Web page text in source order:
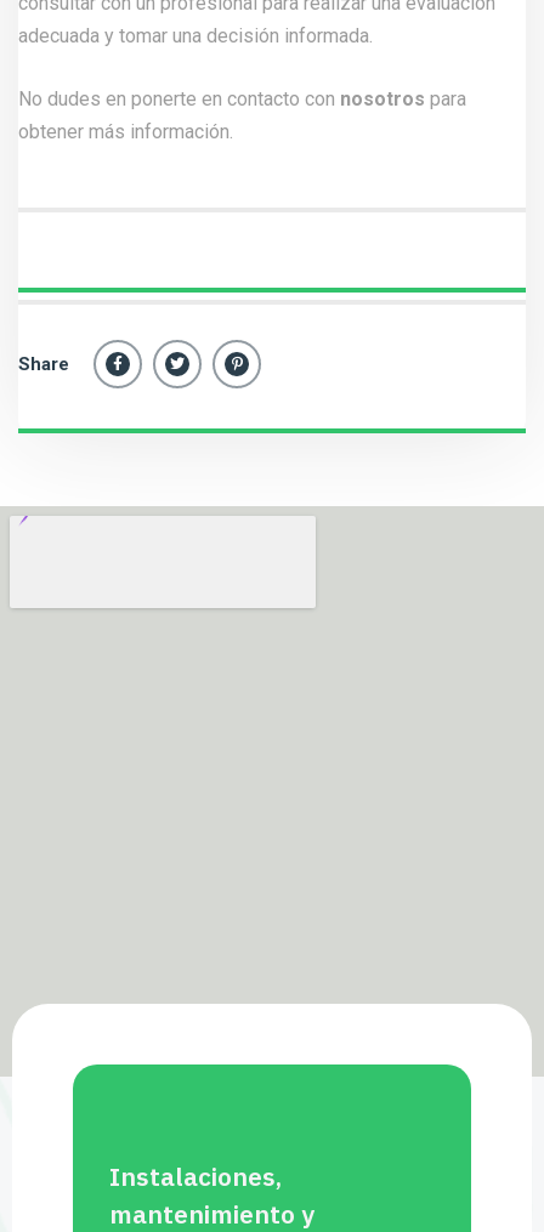
adecuada y tomar una decisión informada.
No dudes en ponerte en contacto con nosotros para
obtener más información.
Share
Instalaciones,
mantenimiento y